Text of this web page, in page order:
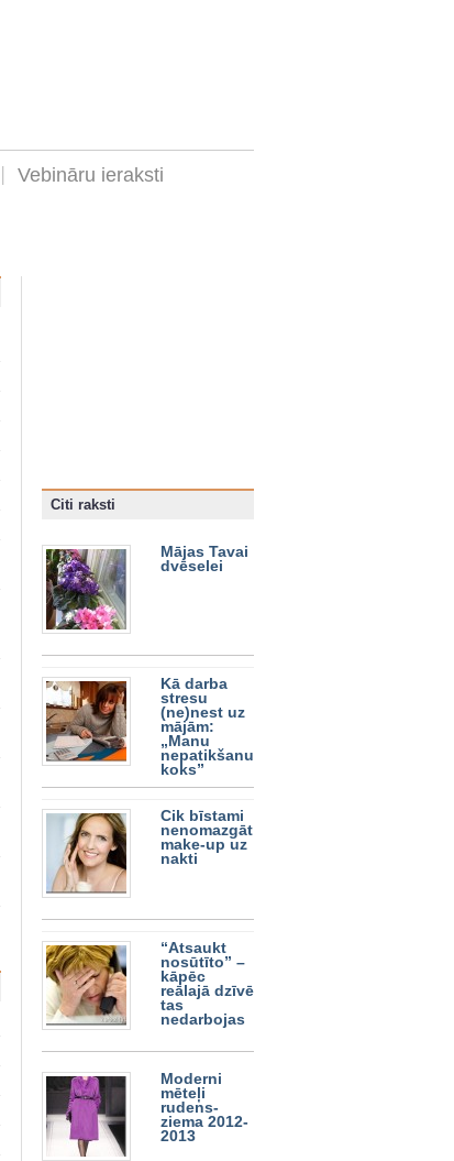
Vebināru ieraksti
Citi raksti
Mājas Tavai
dvēselei
Kā darba
stresu
(ne)nest uz
mājām:
„Manu
nepatikšanu
koks”
Cik bīstami
nenomazgāt
make-up uz
nakti
“Atsaukt
nosūtīto” –
kāpēc
reālajā dzīvē
tas
nedarbojas
Moderni
mēteļi
rudens-
ziema 2012-
2013